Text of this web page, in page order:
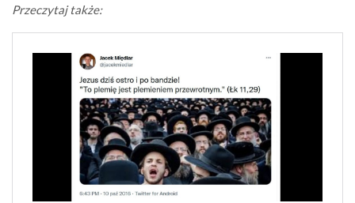
Przeczytaj także: